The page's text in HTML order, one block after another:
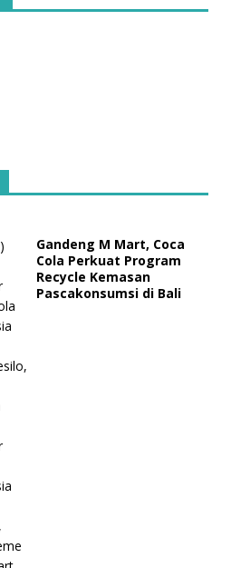
Gandeng M Mart, Coca
Cola Perkuat Program
Recycle Kemasan
Pascakonsumsi di Bali